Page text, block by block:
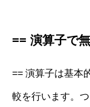
== 演算子で
== 演算子は基本
較を行います。